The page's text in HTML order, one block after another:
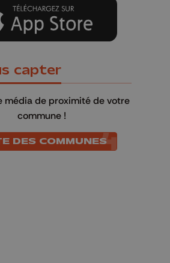
capter
média de proximité de votre
commune !
DES COMMUNES